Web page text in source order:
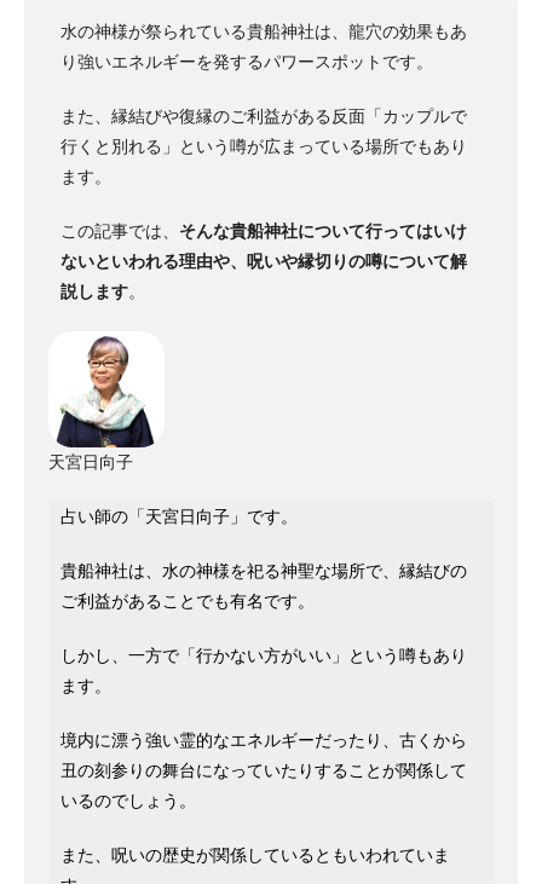
水の神様が祭られている貴船神社は、龍穴の効果もあ
り強いエネルギーを発するパワースポットです。
また、縁結びや復縁のご利益がある反面「カップルで
行くと別れる」という噂が広まっている場所でもあり
ます。
この記事では、 そんな貴船神社について行ってはいけ
ないといわれる理由や、呪いや縁切りの噂について解
説します。
天宮日向子
占い師の「天宮日向子」です。
貴船神社は、水の神様を祀る神聖な場所で、縁結びの
ご利益があることでも有名です。
しかし、一方で「行かない方がいい」という噂もあり
ます。
境内に漂う強い霊的なエネルギーだったり、古くから
丑の刻参りの舞台になっていたりすることが関係して
いるのでしょう。
また、呪いの歴史が関係しているともいわれていま